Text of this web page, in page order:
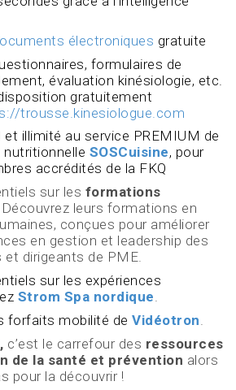
électroniques gratuite
formulaires de
évaluation kinésiologie, etc.
gratuitement
trousse.kinesiologue.com
illimité au service PREMIUM de
SOSCuisine, pour
accrédités de la FKQ
sur les formations
Découvrez leurs formations en
conçues pour améliorer
en gestion et leadership des
et dirigeants de PME.
sur les expériences
Strom Spa nordique.
forfaits mobilité de Vidéotron.
, c’est le carrefour des ressources
de la santé et prévention alors
pour la découvrir !